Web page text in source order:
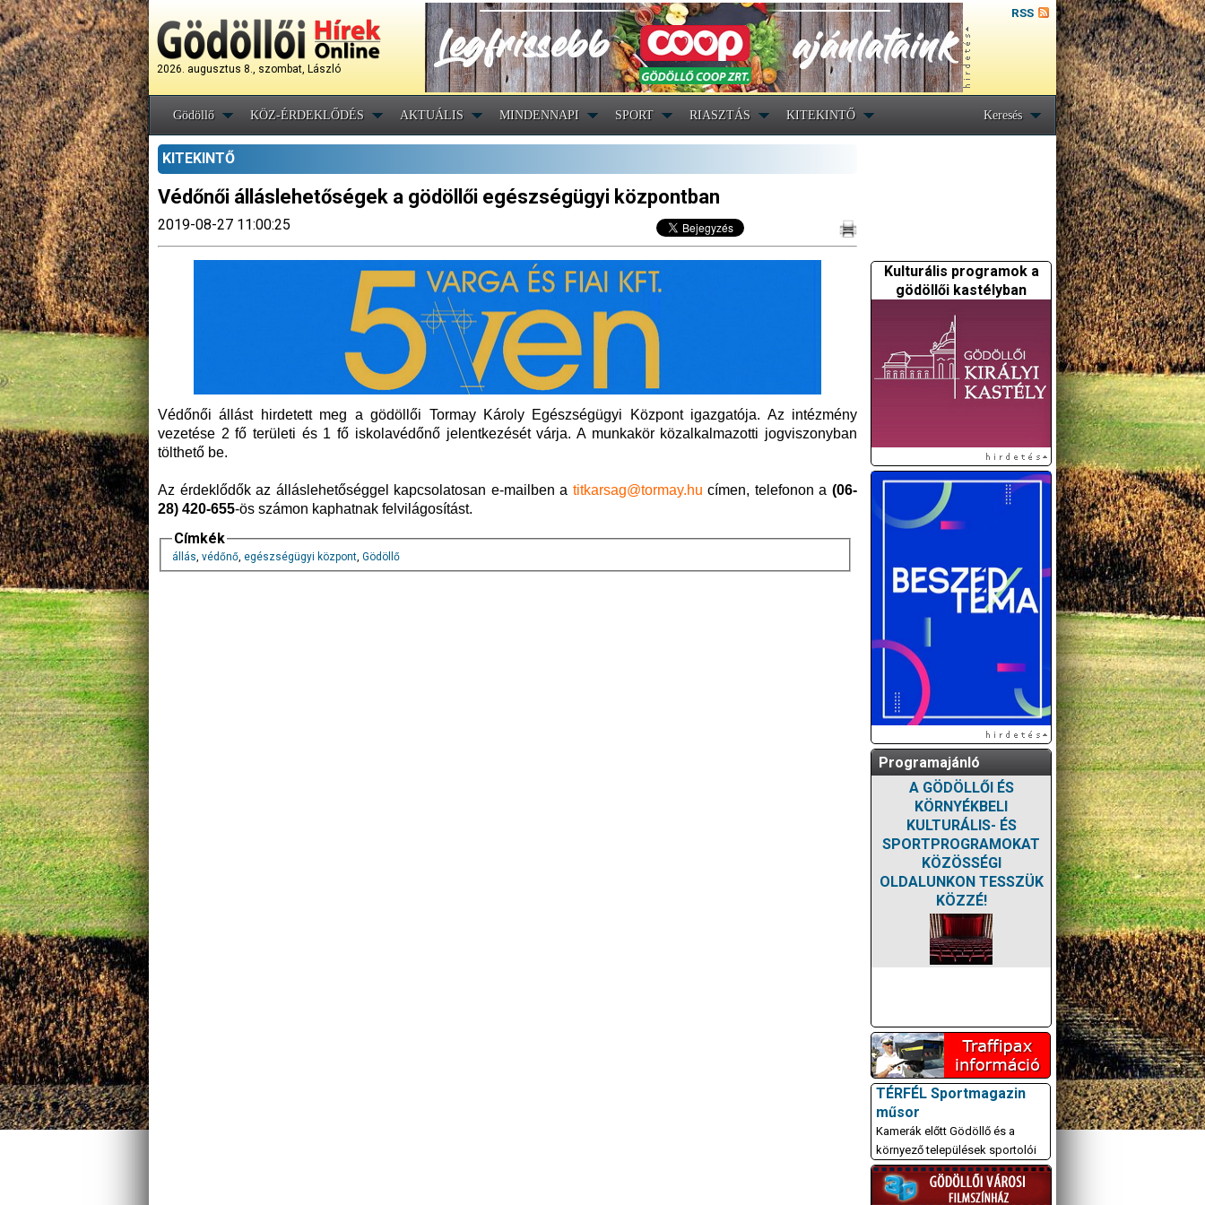
2026. augusztus 8., szombat, László
RSS
Gödöllő KÖZ-ÉRDEKLŐDÉS AKTUÁLIS MINDENNAPI SPORT RIASZTÁS KITEKINTŐ Keresés
KITEKINTŐ
Védőnői álláslehetőségek a gödöllői egészségügyi központban
2019-08-27 11:00:25
Védőnői állást hirdetett meg a gödöllői Tormay Károly Egészségügyi Központ igazgatója. Az intézmény
vezetése 2 fő területi és 1 fő iskolavédőnő jelentkezését várja. A munkakör közalkalmazotti jogviszonyban
tölthető be.
Az érdeklődők az álláslehetőséggel kapcsolatosan e-mailben a titkarsag@tormay.hu címen, telefonon a(06-
28) 420-655-ös számon kaphatnak felvilágosítást.
Címkék
állás, védőnő, egészségügyi központ, Gödöllő
Kulturális programok a
gödöllői kastélyban
Programajánló
A GÖDÖLLŐI ÉS
KÖRNYÉKBELI
KULTURÁLIS- ÉS
SPORTPROGRAMOKAT
KÖZÖSSÉGI
OLDALUNKON TESSZÜK
KÖZZÉ!
TÉRFÉL Sportmagazin
műsor
Kamerák előtt Gödöllő és a
környező települések sportolói